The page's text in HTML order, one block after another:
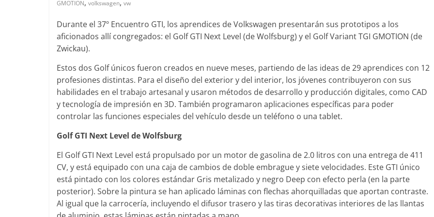
GMOTION, volkswagen, vw
Durante el 37º Encuentro GTI, los aprendices de Volkswagen presentarán sus prototipos a los
aficionados allí congregados: el Golf GTI Next Level (de Wolfsburg) y el Golf Variant TGI GMOTION (de
Zwickau).
Estos dos Golf únicos fueron creados en nueve meses, partiendo de las ideas de 29 aprendices con 12
profesiones distintas. Para el diseño del exterior y del interior, los jóvenes contribuyeron con sus
habilidades en el trabajo artesanal y usaron métodos de desarrollo y producción digitales, como CAD
y tecnología de impresión en 3D. También programaron aplicaciones específicas para poder
controlar las funciones especiales del vehículo desde un teléfono o una tablet.
Golf GTI Next Level de Wolfsburg
El Golf GTI Next Level está propulsado por un motor de gasolina de 2.0 litros con una entrega de 411
CV, y está equipado con una caja de cambios de doble embrague y siete velocidades. Este GTI único
está pintado con los colores estándar Gris metalizado y negro Deep con efecto perla (en la parte
posterior). Sobre la pintura se han aplicado láminas con flechas ahorquilladas que aportan contraste.
Al igual que la carrocería, incluyendo el difusor trasero y las tiras decorativas interiores de las llantas
deportividad
25 de julio de 2022 mospotter84 0
1977
28 de junio de 2022 mospotter84 0
20 años del Porsche
Cayenne
10 de junio de 2022 mospotter84
50 años del Mercedes-Benz
ESF 13: un experimento de
Seguridad Vídeo
El Mazda CX-5 2022 logra la
máxima nota en las pruebas
de seguridad del IIHS
11 de noviembre de 2021
mospotter84